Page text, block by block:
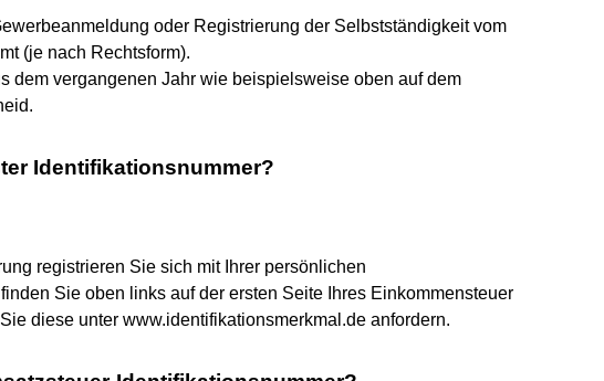
oder Registrierung der Selbstständigkeit vom
(je nach Rechtsform).
dem vergangenen Jahr wie beispielsweise oben auf dem
Identifikationsnummer?
registrieren Sie sich mit Ihrer persönlichen
Sie oben links auf der ersten Seite Ihres Einkommensteuer
diese unter www.identifikationsmerkmal.de anfordern.